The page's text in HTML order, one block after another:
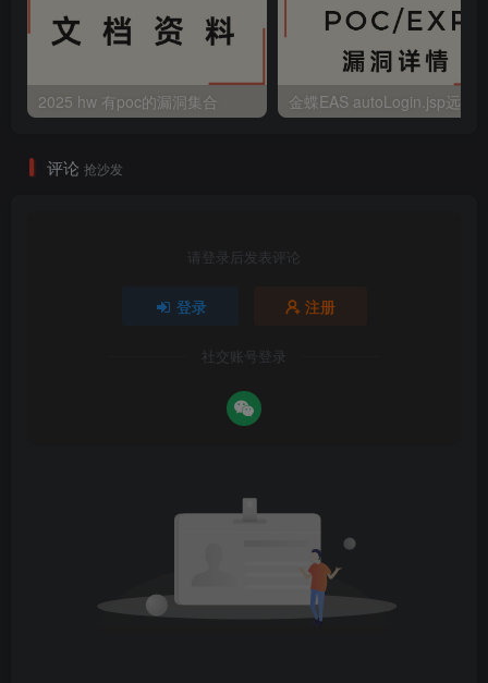
2025 hw 有poc的漏洞集合
评论 抢沙发
请登录后发表评论
登录 注册
社交账号登录